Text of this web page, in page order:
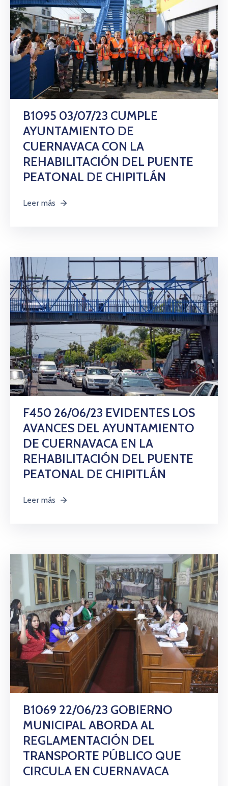
B1095 03/07/23 CUMPLE
AYUNTAMIENTO DE
CUERNAVACA CON LA
REHABILITACIÓN DEL PUENTE
PEATONAL DE CHIPITLÁN
Leer más
F450 26/06/23 EVIDENTES LOS
AVANCES DEL AYUNTAMIENTO
DE CUERNAVACA EN LA
REHABILITACIÓN DEL PUENTE
PEATONAL DE CHIPITLÁN
Leer más
B1069 22/06/23 GOBIERNO
MUNICIPAL ABORDA AL
REGLAMENTACIÓN DEL
TRANSPORTE PÚBLICO QUE
CIRCULA EN CUERNAVACA